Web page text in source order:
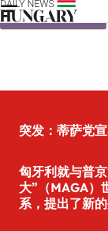
Skip to content
突发：蒂萨党
匈牙利就与普
大”（MAGA）
系，提出了新